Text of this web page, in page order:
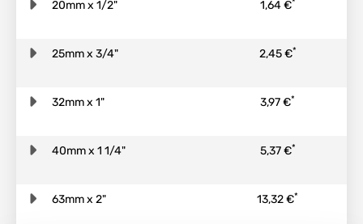
20mm x 1/2" 1,64 €
25mm x 3/4" 2,45 €*
32mm x 1" 3,97 €*
40mm x 1 1/4" 5,37 €*
63mm x 2" 13,32 €*